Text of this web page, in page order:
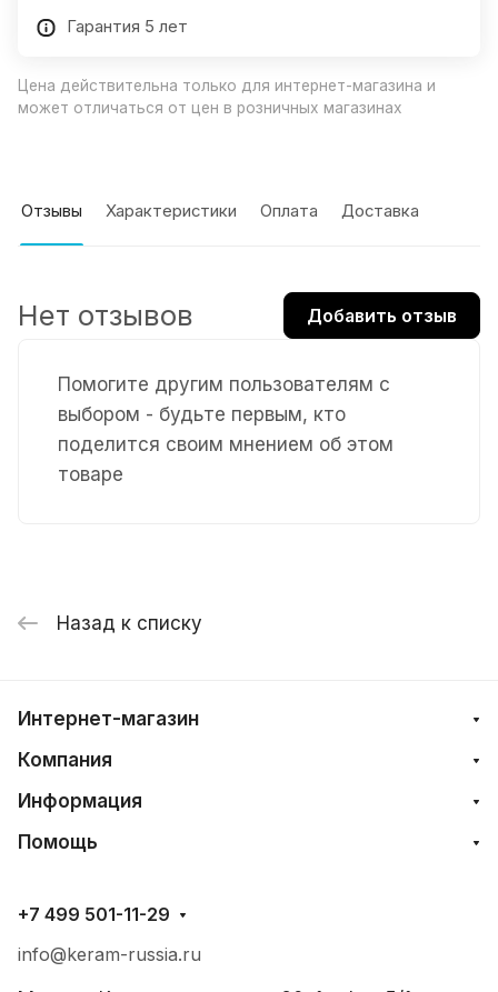
Гарантия 5 лет
Цена действительна только для интернет-магазина и
может отличаться от цен в розничных магазинах
Отзывы Характеристики Оплата Доставка
Помогите другим пользователям с
выбором - будьте первым, кто
поделится своим мнением об этом
товаре
Нет отзывов Добавить отзыв
Назад к списку
Интернет-магазин
Компания
Информация
Помощь
+7 499 501-11-29
info@keram-russia.ru